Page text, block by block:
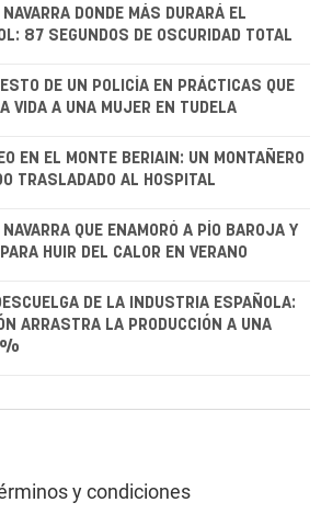
NAVARRA DONDE MÁS DURARÁ EL
87 SEGUNDOS DE OSCURIDAD TOTAL
DE UN POLICÍA EN PRÁCTICAS QUE
VIDA A UNA MUJER EN TUDELA
EN EL MONTE BERIAIN: UN MONTAÑERO
TRASLADADO AL HOSPITAL
NAVARRA QUE ENAMORÓ A PÍO BAROJA Y
HUIR DEL CALOR EN VERANO
DE LA INDUSTRIA ESPAÑOLA:
ARRASTRA LA PRODUCCIÓN A UNA
y condiciones